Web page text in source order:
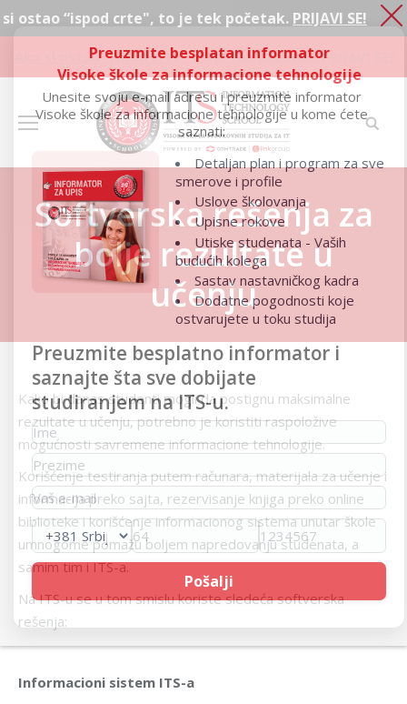
crte", to je tek početak.PRIJAVI SE!
Ako si ostao “ispod crte", to je tek početak.PRIJAVI SE!
Softverska rešenja za
bolje rezultate u
učenju
Kako bi danas studenti mogli da postignu maksimalne
rezultate u učenju, potrebno je koristiti raspoložive
mogućnosti savremene informacione tehnologije.
Korišćenje testiranja putem računara, materijala za učenje i
informacija preko sajta, rezervisanje knjiga preko online
biblioteke i korišćenje informacionog sistema unutar škole
umnogome pomažu boljem napredovanju studenata, a
samim tim i ITS-a.
Na ITS-u se u tom smislu koriste sledeća softverska
rešenja:
Informacioni sistem ITS-a
Preuzmite besplatan informator
Visoke škole za informacione tehnologije
Unesite svoju e-mail adresu i preuzmite informator
Visoke škole za informacione tehnologije u kome ćete
saznati:
Detaljan plan i program za sve
smerove i profile
Uslove školovanja
Upisne rokove
Utiske studenata - Vaših
budućih kolega
Sastav nastavničkog kadra
Dodatne pogodnosti koje
ostvarujete u toku studija
Preuzmite besplatno informator i
saznajte šta sve dobijate
studiranjem na ITS-u.